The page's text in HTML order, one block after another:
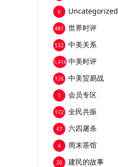
Uncategorized
6
世界时评
481
中美关系
532
中美时评
1,416
中美贸易战
126
会员专区
1
全民共振
172
六四屠杀
47
周末茶馆
4
建民的故事
26